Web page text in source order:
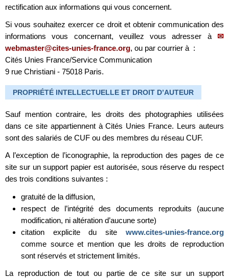
rectification aux informations qui vous concernent.
Si vous souhaitez exercer ce droit et obtenir communication des
informations vous concernant, veuillez vous adresser à
webmaster@cites-unies-france.org, ou par courrier à :
Cités Unies France/Service Communication
9 rue Christiani - 75018 Paris.
PROPRIÉTÉ INTELLECTUELLE ET DROIT D’AUTEUR
Sauf mention contraire, les droits des photographies utilisées
dans ce site appartiennent à Cités Unies France. Leurs auteurs
sont des salariés de CUF ou des membres du réseau CUF.
A l’exception de l’iconographie, la reproduction des pages de ce
site sur un support papier est autorisée, sous réserve du respect
des trois conditions suivantes :
gratuité de la diffusion,
respect de l’intégrité des documents reproduits (aucune
modification, ni altération d’aucune sorte)
citation explicite du site www.cites-unies-france.org
comme source et mention que les droits de reproduction
sont réservés et strictement limités.
La reproduction de tout ou partie de ce site sur un support